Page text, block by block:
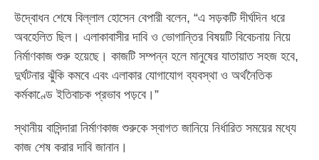
উদ্বোধন শেষে বিল্লাল হোসেন বেপারী বলেন, “এ সড়কটি দীর্ঘদিন ধরে
অবহেলিত ছিল। এলাকাবাসীর দাবি ও ভোগান্তির বিষয়টি বিবেচনায় নিয়ে
নির্মাণকাজ শুরু হয়েছে। কাজটি সম্পন্ন হলে মানুষের যাতায়াত সহজ হবে,
দুর্ঘটনার ঝুঁকি কমবে এবং এলাকার যোগাযোগ ব্যবস্থা ও অর্থনৈতিক
কর্মকাণ্ডে ইতিবাচক প্রভাব পড়বে।”
স্থানীয় বাসিন্দারা নির্মাণকাজ শুরুকে স্বাগত জানিয়ে নির্ধারিত সময়ের মধ্যে
কাজ শেষ করার দাবি জানান।